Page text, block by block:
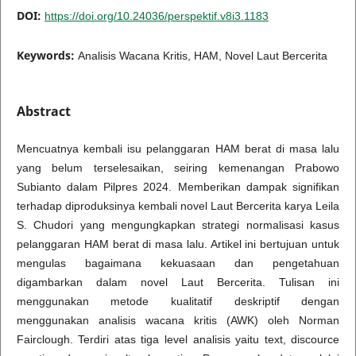
DOI: https://doi.org/10.24036/perspektif.v8i3.1183
Keywords: Analisis Wacana Kritis, HAM, Novel Laut Bercerita
Abstract
Mencuatnya kembali isu pelanggaran HAM berat di masa lalu
yang belum terselesaikan, seiring kemenangan Prabowo
Subianto dalam Pilpres 2024. Memberikan dampak signifikan
terhadap diproduksinya kembali novel Laut Bercerita karya Leila
S. Chudori yang mengungkapkan strategi normalisasi kasus
pelanggaran HAM berat di masa lalu. Artikel ini bertujuan untuk
mengulas bagaimana kekuasaan dan pengetahuan
digambarkan dalam novel Laut Bercerita. Tulisan ini
menggunakan metode kualitatif deskriptif dengan
menggunakan analisis wacana kritis (AWK) oleh Norman
Fairclough. Terdiri atas tiga level analisis yaitu text, discource